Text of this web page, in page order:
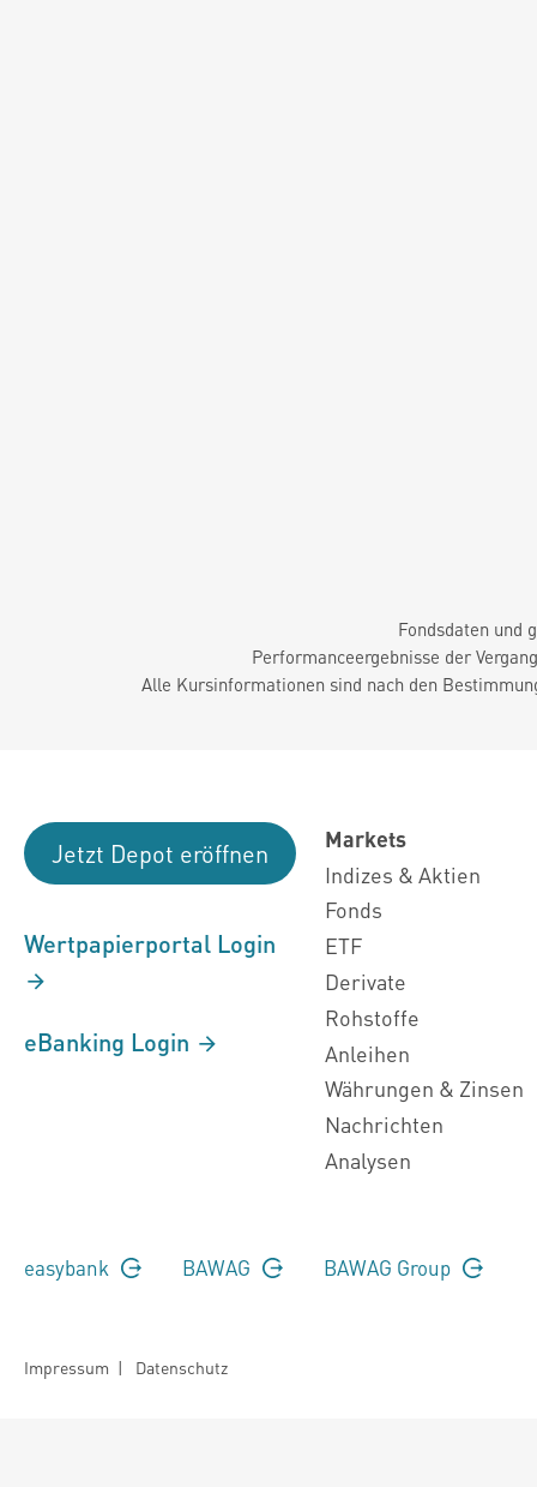
Fondsdaten und
Performanceergebnisse der
Alle Kursinformationen sind nach den
Jetzt Depot eröffnen
Wertpapierportal Login
eBanking Login
Markets
Indizes & Aktien
Fonds
ETF
Derivate
Rohstoffe
Anleihen
Währungen & Zinsen
Nachrichten
Analysen
easybank BAWAG BAWAG Group
Impressum | Datenschutz